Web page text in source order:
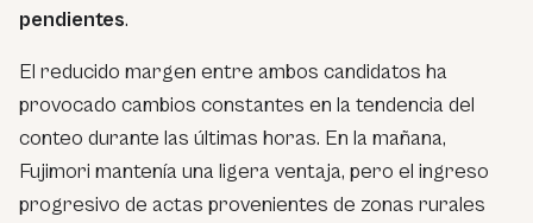
pendientes.
El reducido margen entre ambos candidatos ha
provocado cambios constantes en la tendencia del
conteo durante las últimas horas. En la mañana,
Fujimori mantenía una ligera ventaja, pero el ingreso
progresivo de actas provenientes de zonas rurales